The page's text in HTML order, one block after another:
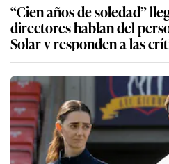
“Cien años de soledad”
directores hablan del
Solar y responden a las